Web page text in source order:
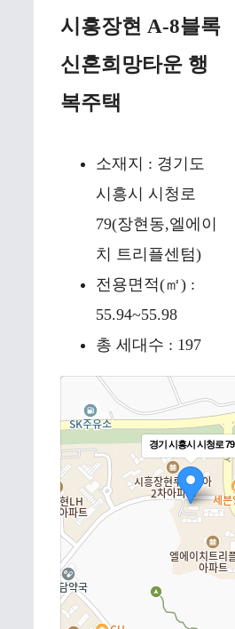
시흥장현 A-8블록
신혼희망타운 행
복주택
소재지 : 경기도
시흥시 시청로
79(장현동,엘에이
치 트리플센텀)
전용면적(㎡) :
55.94~55.98
총 세대수 : 197
경기 시흥시 시청로 79